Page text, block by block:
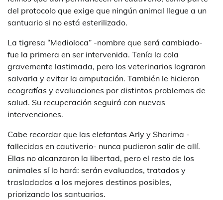
del protocolo que exige que ningún animal llegue a un
santuario si no está esterilizado.
La tigresa “Medioloca” -nombre que será cambiado-
fue la primera en ser intervenida. Tenía la cola
gravemente lastimada, pero los veterinarios lograron
salvarla y evitar la amputación. También le hicieron
ecografías y evaluaciones por distintos problemas de
salud. Su recuperación seguirá con nuevas
intervenciones.
Cabe recordar que las elefantas Arly y Sharima -
fallecidas en cautiverio- nunca pudieron salir de allí.
Ellas no alcanzaron la libertad, pero el resto de los
animales sí lo hará: serán evaluados, tratados y
trasladados a los mejores destinos posibles,
priorizando los santuarios.